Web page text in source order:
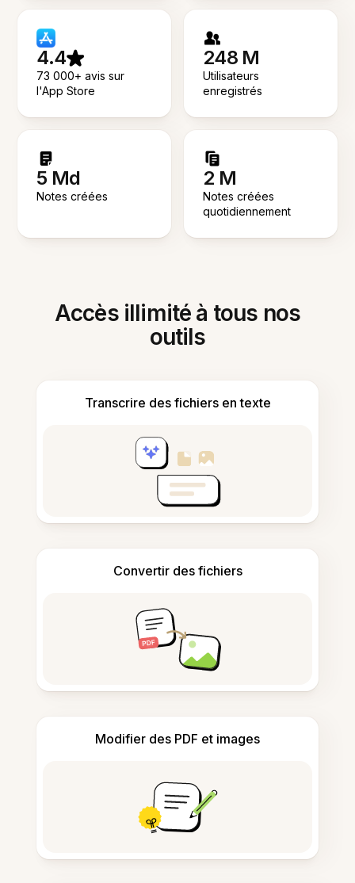
4.4
73 000+ avis sur
l'App Store
248 M
Utilisateurs
enregistrés
5 Md
Notes créées
2 M
Notes créées
quotidiennement
Accès illimité à tous nos
outils
Transcrire des fichiers en texte
Convertir des fichiers
Modifier des PDF et images